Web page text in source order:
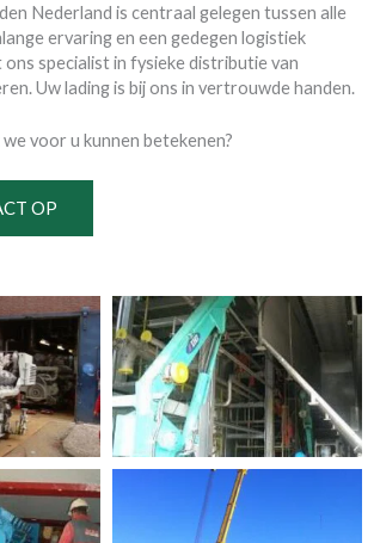
Nederland is centraal gelegen tussen alle
ervaring en een gedegen logistiek
ons specialist in fysieke distributie van
Uw lading is bij ons in vertrouwde handen.
voor u kunnen betekenen?
OP